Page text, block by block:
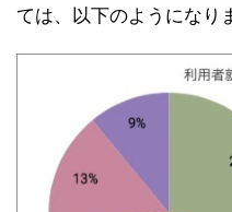
ては、以下のようになり